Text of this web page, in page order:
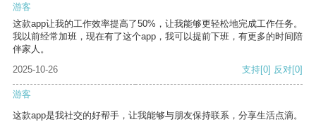
游客
这款app让我的工作效率提高了50%，让我能够更轻松地完成工作任务。
我以前经常加班，现在有了这个app，我可以提前下班，有更多的时间陪
伴家人。
2025-10-26
支持[0] 反对[0]
游客
这款app是我社交的好帮手，让我能够与朋友保持联系，分享生活点滴。